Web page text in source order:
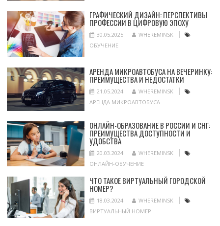
ГРАФИЧЕСКИЙ ДИЗАЙН: ПЕРСПЕКТИВЫ
ПРОФЕССИИ В ЦИФРОВУЮ ЭПОХУ
30.05.2025
WHEREMINSK
ОБУЧЕНИЕ
АРЕНДА МИКРОАВТОБУСА НА ВЕЧЕРИНКУ:
ПРЕИМУЩЕСТВА И НЕДОСТАТКИ
21.05.2024
WHEREMINSK
АРЕНДА МИКРОАВТОБУСА
ОНЛАЙН-ОБРАЗОВАНИЕ В РОССИИ И СНГ:
ПРЕИМУЩЕСТВА ДОСТУПНОСТИ И
УДОБСТВА
20.03.2024
WHEREMINSK
ОНЛАЙН-ОБУЧЕНИЕ
ЧТО ТАКОЕ ВИРТУАЛЬНЫЙ ГОРОДСКОЙ
НОМЕР?
18.03.2024
WHEREMINSK
ВИРТУАЛЬНЫЙ НОМЕР